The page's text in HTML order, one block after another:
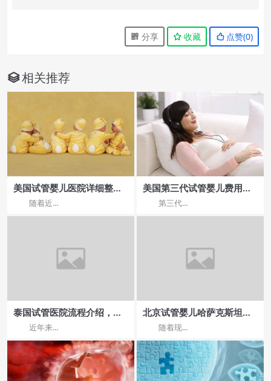
分享 收藏 点赞(0)
相关推荐
美国试管婴儿医院详细整理,
让您的选择不再迷茫!
随着近...
美国第三代试管婴儿费用大
概需要多少钱?
第三代...
泰国试管医院流程介绍，去
泰国做试管是否顺利？
近年来...
北京试管婴儿哈萨克斯坦：
选择哪家医院更靠谱
随着现...